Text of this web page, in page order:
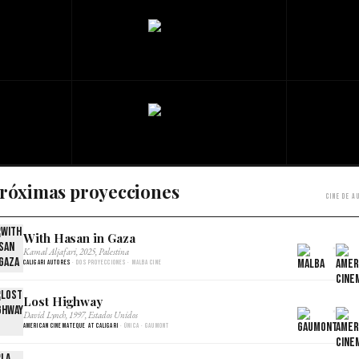
proyecciones Cine de
With Hasan in Gaza
Kamal Aljafari, 2025, Palestina
Caligari Autores · Dos proyecciones · Malba Cine
×
Lost Highway
David Lynch, 1997, Estados Unidos
American Cinemateque at Caligari · Única · Gaumont
×